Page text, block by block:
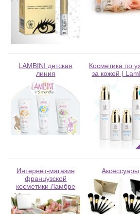
LAMBINI детская
линия
Косметика по
за кожей |
Интернет-магазин
французской
косметики Ламбре
Аксессуары